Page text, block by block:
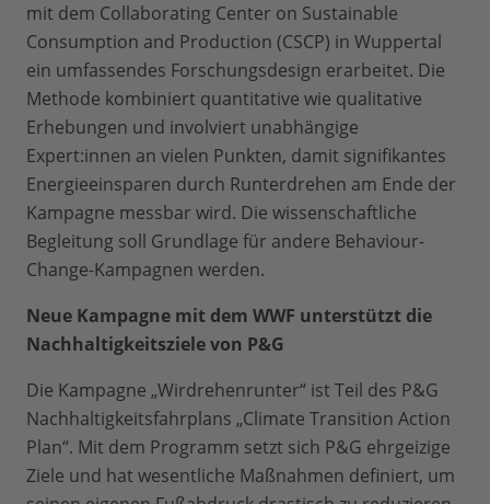
mit dem Collaborating Center on Sustainable
Consumption and Production (CSCP) in Wuppertal
ein umfassendes Forschungsdesign erarbeitet. Die
Methode kombiniert quantitative wie qualitative
Erhebungen und involviert unabhängige
Expert:innen an vielen Punkten, damit signifikantes
Energieeinsparen durch Runterdrehen am Ende der
Kampagne messbar wird. Die wissenschaftliche
Begleitung soll Grundlage für andere Behaviour-
Change-Kampagnen werden.
Neue Kampagne mit dem WWF unterstützt die
Nachhaltigkeitsziele von P&G
Die Kampagne „Wirdrehenrunter“ ist Teil des P&G
Nachhaltigkeitsfahrplans „Climate Transition Action
Plan“. Mit dem Programm setzt sich P&G ehrgeizige
Ziele und hat wesentliche Maßnahmen definiert, um